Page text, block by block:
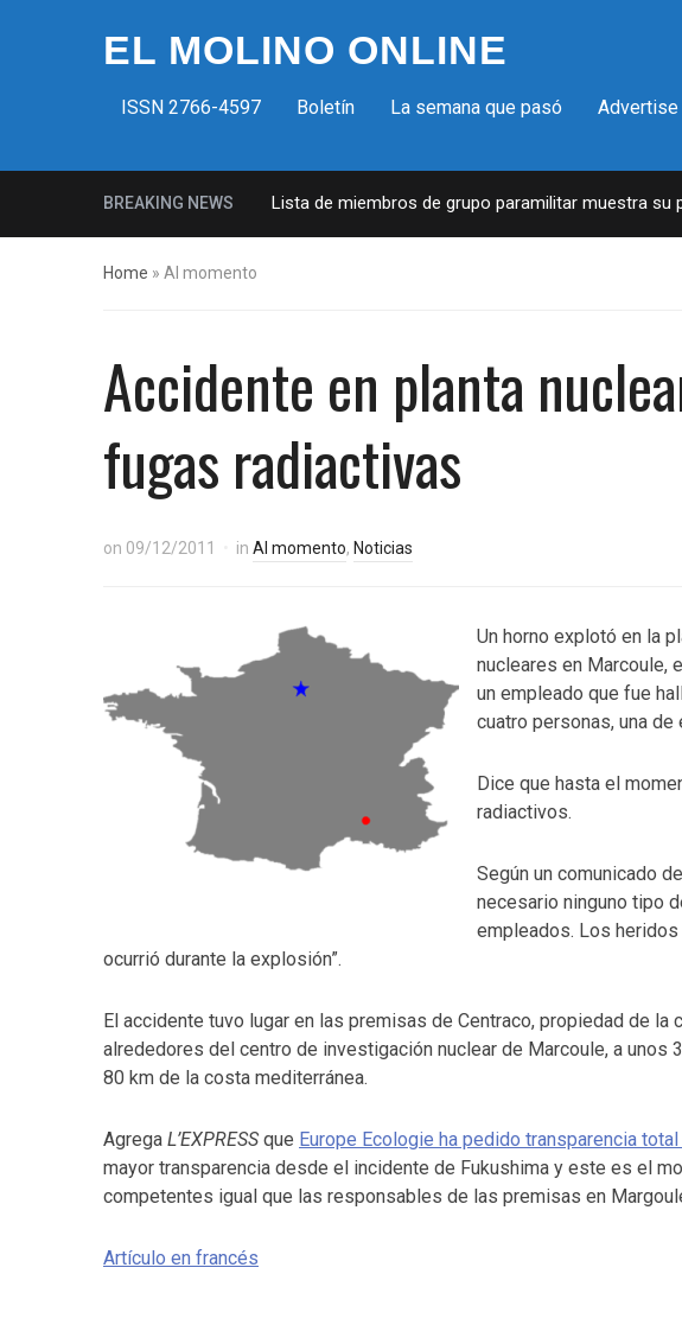
EL MOLINO ONLINE
ISSN 2766-4597 Boletín La semana que pasó Advertise
BREAKING NEWS
Milicias fascistas en EUA: Lista de miembros de grupo paramilitar muestra su
Home » Al momento
Accidente en planta
fugas radiactivas
on 09/12/2011 in Al momento, Noticias
Un horno explotó en la
nucleares en Marcoule,
un empleado que fue
cuatro personas, una
Dice que hasta el
radiactivos.
Según un comunicado
necesario ninguno tipo
empleados. Los
ocurrió durante la explosión”.
El accidente tuvo lugar en las premisas de Centraco, propiedad de la
alrededores del centro de investigación nuclear de Marcoule, a unos
80 km de la costa mediterránea.
Agrega L’EXPRESS que Europe Ecologie ha pedido transparencia
mayor transparencia desde el incidente de Fukushima y este es el
competentes igual que las responsables de las premisas en
Artículo en francés